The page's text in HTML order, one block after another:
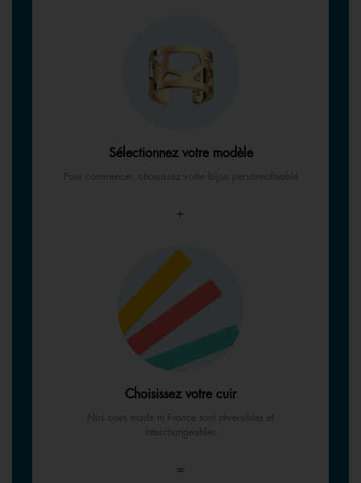
Sélectionnez votre modèle
Pour commencer, choisissez votre bijou personnalisable
+
Choisissez votre cuir
Nos cuirs made in France sont réversibles et
interchangeables
=